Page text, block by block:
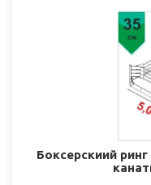
Боксерскиий